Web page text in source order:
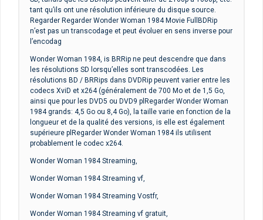
tant qu’ils ont une résolution inférieure du disque source.
Regarder Regarder Wonder Woman 1984 Movie FullBDRip
n’est pas un transcodage et peut évoluer en sens inverse pour
l’encodag
Wonder Woman 1984, is BRRip ne peut descendre que dans
les résolutions SD lorsqu’elles sont transcodées. Les
résolutions BD / BRRips dans DVDRip peuvent varier entre les
codecs XviD et x264 (généralement de 700 Mo et de 1,5 Go,
ainsi que pour les DVD5 ou DVD9 plRegarder Wonder Woman
1984 grands: 4,5 Go ou 8,4 Go), la taille varie en fonction de la
longueur et de la qualité des versions, is elle est également
supérieure plRegarder Wonder Woman 1984 ils utilisent
probablement le codec x264.
Wonder Woman 1984 Streaming,
Wonder Woman 1984 Streaming vf,
Wonder Woman 1984 Streaming Vostfr,
Wonder Woman 1984 Streaming vf gratuit,